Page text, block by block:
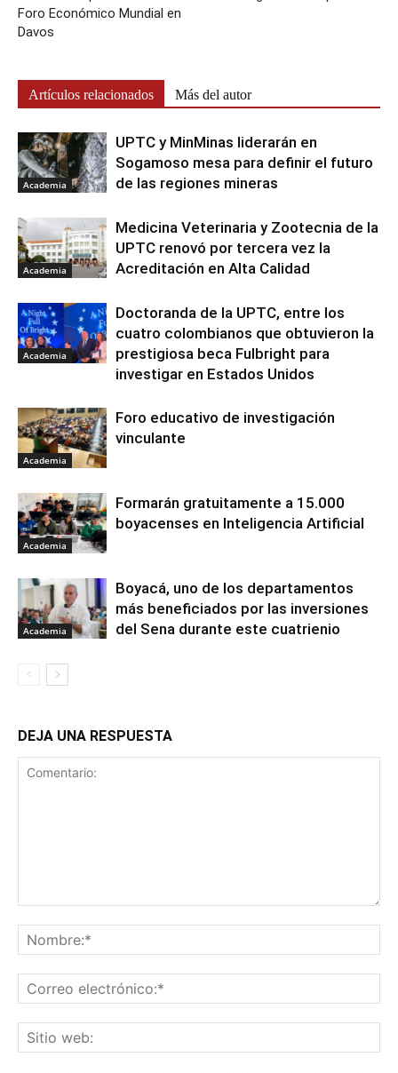
Foro Económico Mundial en
Davos
Artículos relacionados Más del autor
Academia
UPTC y MinMinas liderarán en
Sogamoso mesa para definir el futuro
de las regiones mineras
Academia
Medicina Veterinaria y Zootecnia de la
UPTC renovó por tercera vez la
Acreditación en Alta Calidad
Academia
Doctoranda de la UPTC, entre los
cuatro colombianos que obtuvieron la
prestigiosa beca Fulbright para
investigar en Estados Unidos
Academia
Foro educativo de investigación
vinculante
Academia
Formarán gratuitamente a 15.000
boyacenses en Inteligencia Artificial
Academia
Boyacá, uno de los departamentos
más beneficiados por las inversiones
del Sena durante este cuatrienio
DEJA UNA RESPUESTA